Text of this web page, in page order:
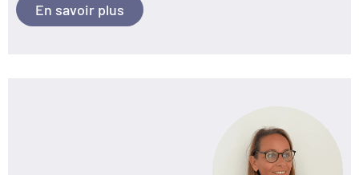
En savoir plus